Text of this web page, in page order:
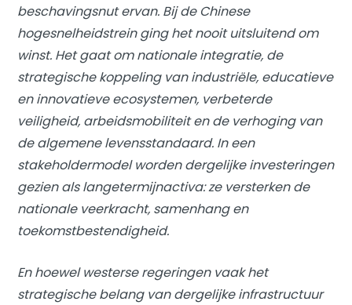
beschavingsnut ervan. Bij de Chinese
hogesnelheidstrein ging het nooit uitsluitend om
winst. Het gaat om nationale integratie, de
strategische koppeling van industriële, educatieve
en innovatieve ecosystemen, verbeterde
veiligheid, arbeidsmobiliteit en de verhoging van
de algemene levensstandaard. In een
stakeholdermodel worden dergelijke investeringen
gezien als langetermijnactiva: ze versterken de
nationale veerkracht, samenhang en
toekomstbestendigheid.
En hoewel westerse regeringen vaak het
strategische belang van dergelijke infrastructuur